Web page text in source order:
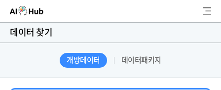
AI-Hub
색
데이터 찾기
개방데이터 데이터패키지